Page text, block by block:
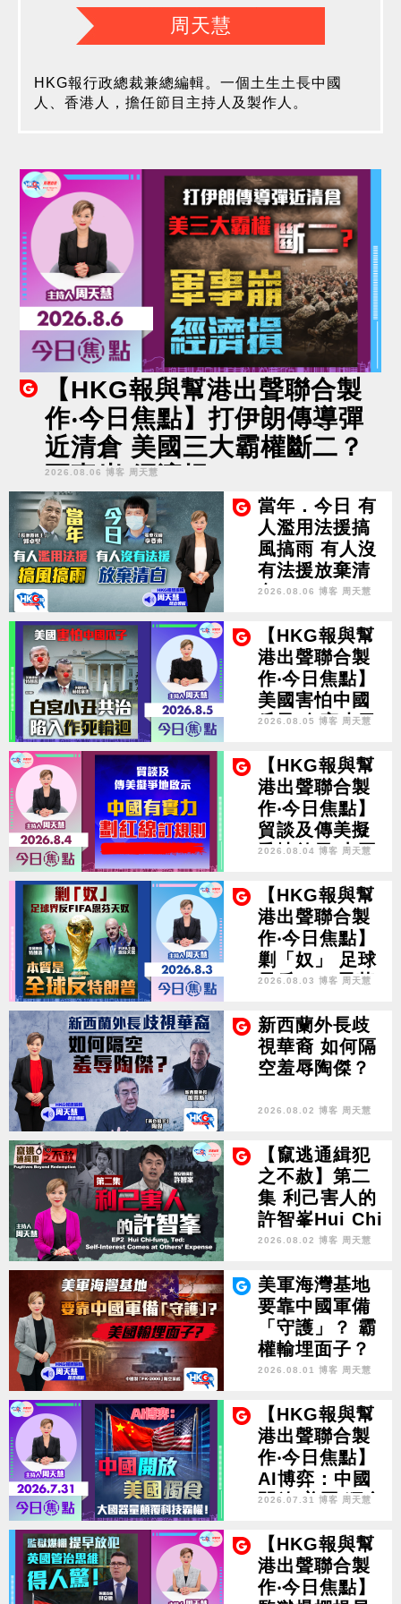
周天慧
HKG報行政總裁兼總編輯。一個土生土長中國
人、香港人，擔任節目主持人及製作人。
【HKG報與幫港出聲聯合製
作‧今日焦點】打伊朗傳導彈
近清倉 美國三大霸權斷二？
軍事崩 經濟損
2026.08.06 博客 周天慧
當年．今日 有
人濫用法援搞
風搞雨 有人沒
有法援放棄清
白
2026.08.06 博客 周天慧
【HKG報與幫
港出聲聯合製
作‧今日焦點】
美國害怕中國
瓜子 白宮小丑
輪迴
2026.08.05 博客 周天慧
【HKG報與幫
港出聲聯合製
作‧今日焦點】
貿談及傳美擬
爭地啟示 中國
訂規則
2026.08.04 博客 周天慧
【HKG報與幫
港出聲聯合製
作‧今日焦點】
剿「奴」 足球
界反FIFA恩芬
球反特朗普
2026.08.03 博客 周天慧
新西蘭外長歧
視華裔 如何隔
空羞辱陶傑？
2026.08.02 博客 周天慧
【竄逃通緝犯
之不赦】第二
集 利己害人的
許智峯Hui Chi
-fung, Ted: S
omes at Othe
rs' Expense
2026.08.02 博客 周天慧
美軍海灣基地
要靠中國軍備
「守護」？ 霸
權輸埋面子？
2026.08.01 博客 周天慧
【HKG報與幫
港出聲聯合製
作‧今日焦點】
AI博弈：中國
開放 美國 獨食
科技霸權！
2026.07.31 博客 周天慧
【HKG報與幫
港出聲聯合製
作‧今日焦點】